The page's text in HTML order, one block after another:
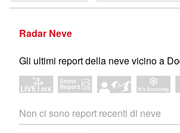
Radar Neve
Gli ultimi report della neve vicino a
Non ci sono report recenti di neve